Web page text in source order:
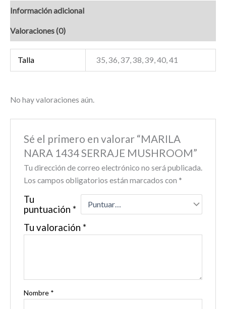
Información adicional
Valoraciones (0)
Talla 35, 36, 37, 38, 39, 40, 41
No hay valoraciones aún.
Sé el primero en valorar “MARILA
NARA 1434 SERRAJE MUSHROOM”
Tu dirección de correo electrónico no será publicada.
Los campos obligatorios están marcados con *
Tu
puntuación *
Tu valoración *
Nombre *